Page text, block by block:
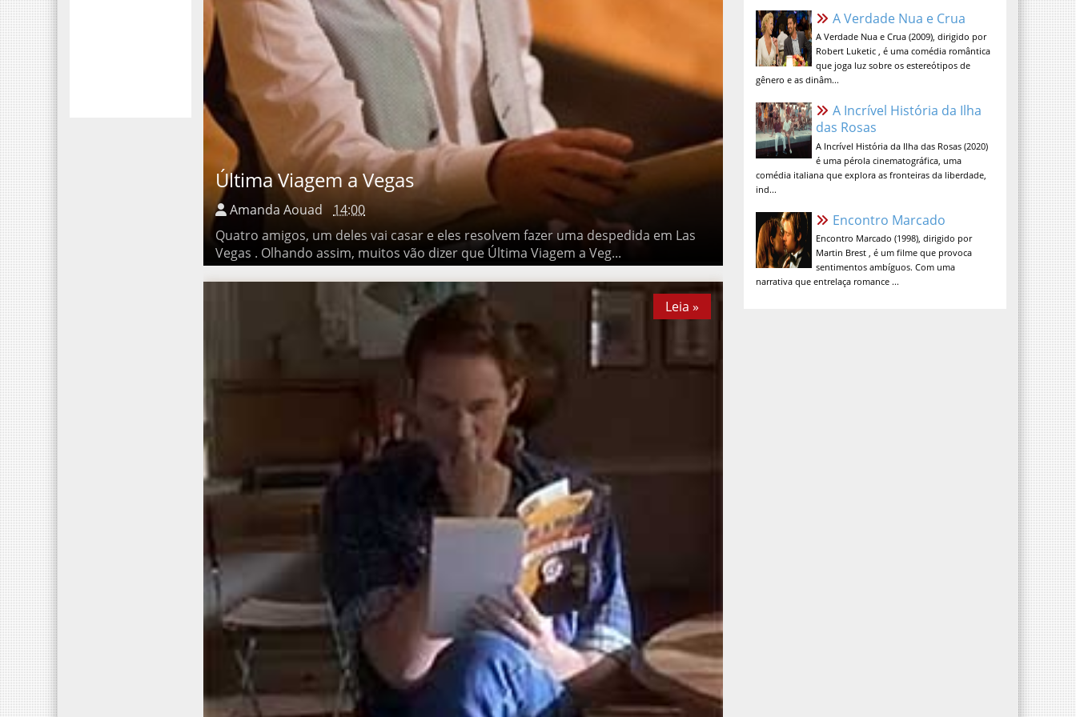
Última Viagem a Vegas
Amanda Aouad 14:00
Quatro amigos, um deles vai casar e eles resolvem fazer uma despedida em Las Vegas .
Olhando assim, muitos vão dizer que Última Viagem a Veg...
Leia »
Leia »
A Verdade Nua e Crua (2009), dirigido por
Robert Luketic , é uma comédia romântica
que joga luz sobre os estereótipos de
gênero e as dinâm...
Rosas
A Incrível História da Ilha das Rosas (2020)
é uma pérola cinematográfica, uma
comédia italiana que explora as fronteiras da liberdade,
ind...
Encontro Marcado (1998), dirigido por
Martin Brest , é um filme que provoca
sentimentos ambíguos. Com uma
narrativa que entrelaça romance ...